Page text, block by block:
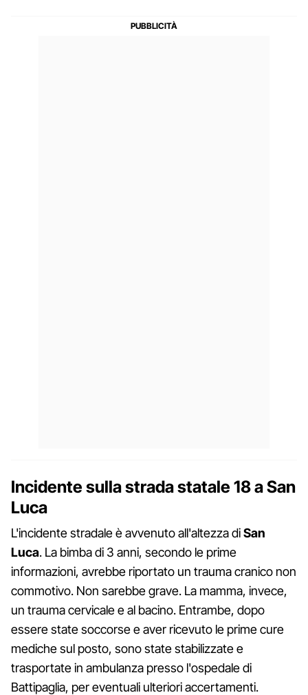
Incidente sulla strada statale 18 a San
Luca
L'incidente stradale è avvenuto all'altezza diSan
Luca. La bimba di 3 anni, secondo le prime
informazioni, avrebbe riportato un trauma cranico non
commotivo. Non sarebbe grave. La mamma, invece,
un trauma cervicale e al bacino. Entrambe, dopo
essere state soccorse e aver ricevuto le prime cure
mediche sul posto, sono state stabilizzate e
trasportate in ambulanza presso l'ospedale di
Battipaglia, per eventuali ulteriori accertamenti.